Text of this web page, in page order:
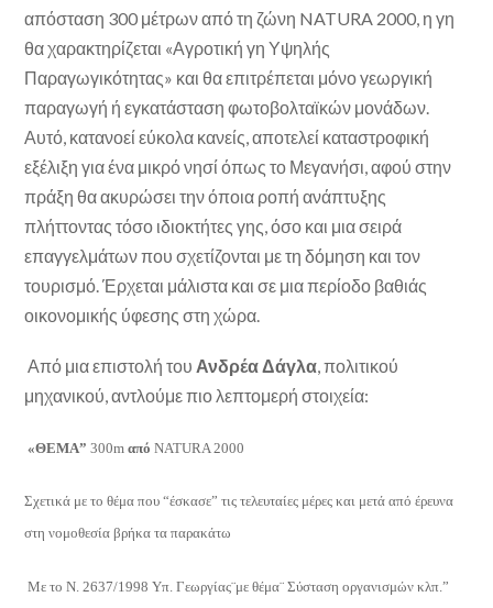
απόσταση 300 μέτρων από τη ζώνη NATURA 2000, η γη
θα χαρακτηρίζεται «Αγροτική γη Υψηλής
Παραγωγικότητας» και θα επιτρέπεται μόνο γεωργική
παραγωγή ή εγκατάσταση φωτοβολταϊκών μονάδων.
Αυτό, κατανοεί εύκολα κανείς, αποτελεί καταστροφική
εξέλιξη για ένα μικρό νησί όπως το Μεγανήσι, αφού στην
πράξη θα ακυρώσει την όποια ροπή ανάπτυξης
πλήττοντας τόσο ιδιοκτήτες γης, όσο και μια σειρά
επαγγελμάτων που σχετίζονται με τη δόμηση και τον
τουρισμό. Έρχεται μάλιστα και σε μια περίοδο βαθιάς
οικονομικής ύφεσης στη χώρα.
Από μια επιστολή του Ανδρέα Δάγλα, πολιτικού
μηχανικού, αντλούμε πιο λεπτομερή στοιχεία:
«ΘΕΜΑ”300mαπόNATURA 2000
Σχετικά με το θέμα που “έσκασε” τις τελευταίες μέρες και μετά από έρευνα
στη νομοθεσία βρήκα τα παρακάτω
Με το Ν. 2637/1998 Υπ. Γεωργίας¨με θέμα¨ Σύσταση οργανισμών κλπ.”